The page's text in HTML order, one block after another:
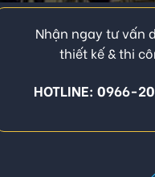
Nhận ngay tư vấn
thiết kế & thi
HOTLINE: 0966-